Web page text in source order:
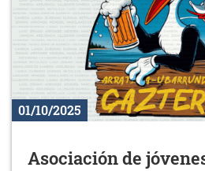
01/10/2025
Asociación de